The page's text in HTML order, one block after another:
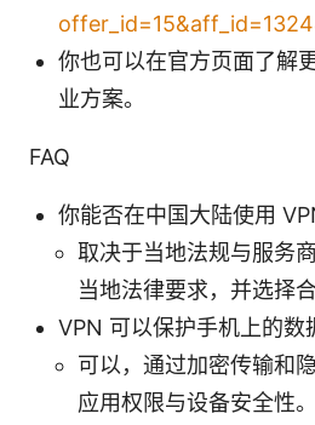
你也可以在官方页面了解
业方案。
FAQ
你能否在中国大陆使用
取决于当地法规与服务
当地法律要求，并选择
VPN 可以保护手机上的数
可以，通过加密传输和
应用权限与设备安全性。